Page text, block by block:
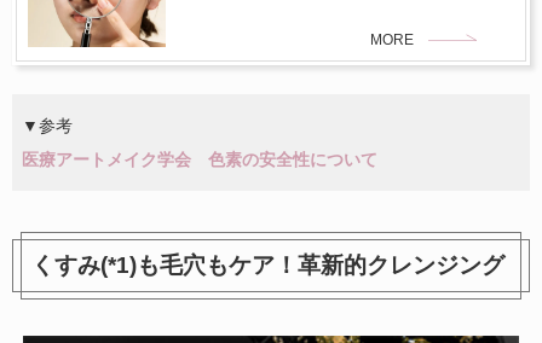
MORE
▼参考
医療アートメイク学会 色素の安全性について
くすみ(*1)も毛穴もケア！革新的クレンジング